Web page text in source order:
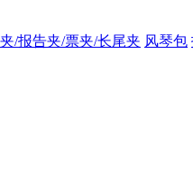
/报告夹/票夹/长尾夹 风琴包